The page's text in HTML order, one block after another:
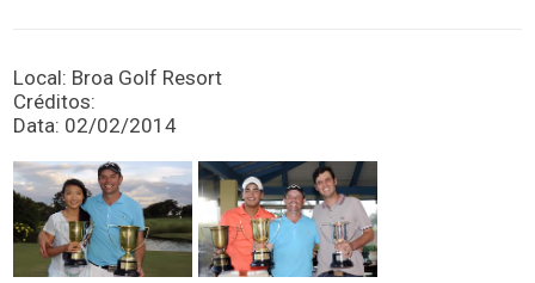
Local: Broa Golf Resort
Créditos:
Data: 02/02/2014